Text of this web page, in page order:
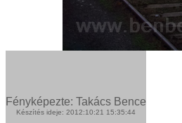
Fényképezte: Takács Bence
Készítés ideje: 2012:10:21 15:35:44